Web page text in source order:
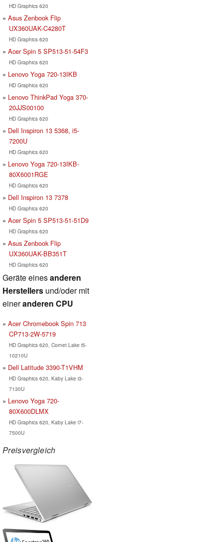
HD Graphics 620
Asus Zenbook Flip
UX360UAK-C4280T
HD Graphics 620
Acer Spin 5 SP513-51-54F3
HD Graphics 620
Lenovo Yoga 720-13IKB
HD Graphics 620
Lenovo ThinkPad Yoga 370-
20JJS00100
HD Graphics 620
Dell Inspiron 13 5368, i5-
7200U
HD Graphics 620
Lenovo Yoga 720-13IKB-
80X6001RGE
HD Graphics 620
Dell Inspiron 13 7378
HD Graphics 620
Acer Spin 5 SP513-51-51D9
HD Graphics 620
Asus Zenbook Flip
UX360UAK-BB351T
HD Graphics 620
Geräte einesanderen
Herstellers und/oder mit
eineranderen CPU
Acer Chromebook Spin 713
CP713-2W-5719
HD Graphics 620, Comet Lake i5-
10210U
Dell Latitude 3390-T1VHM
HD Graphics 620, Kaby Lake i3-
7130U
Lenovo Yoga 720-
80X600DLMX
HD Graphics 620, Kaby Lake i7-
7500U
Preisvergleich